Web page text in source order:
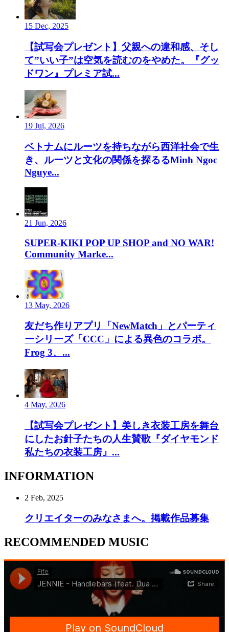
15 Dec, 2025
【試写会プレゼント】父親への違和感、そし
て”いい子”は空気を読むのをやめた。『グッ
ドワン』プレミア試...
19 Jul, 2026
ベトナムにルーツを持ちながら西洋社会で生
き、ルーツと文化の関係を探るるMinh Ngoc
Nguye...
21 Jun, 2026
SUPER-KIKI POP UP SHOP and NO WAR!
Community Marke...
13 May, 2026
友だち作りアプリ「NewMatch」とパーティ
ーシリーズ「CCC」による異色のコラボ。
Frog 3、...
4 May, 2026
【試写会プレゼント】美しき衣装工房を舞台
にしたお針子たちの人生賛歌『ダイヤモンド
私たちの衣装工房』...
INFORMATION
2 Feb, 2025
クリエイターのみなさまへ。掲載作品募集
RECOMMENDED MUSIC